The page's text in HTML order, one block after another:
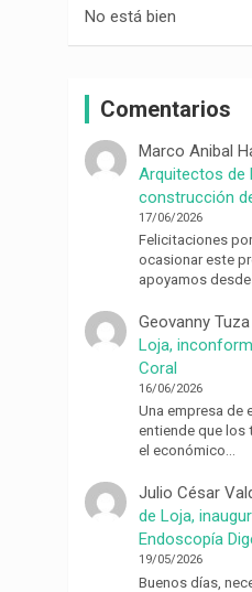
No está bien
Comentarios
Marco Anibal
Arquitectos de
construcción
17/06/2026
Felicitaciones
ocasionar este
apoyamos
Geovanny Tuza
Loja,
Coral
16/06/2026
Una empresa de
entiende que los
el económico…
Julio César
de Loja,
Endoscopía
19/05/2026
Buenos días,